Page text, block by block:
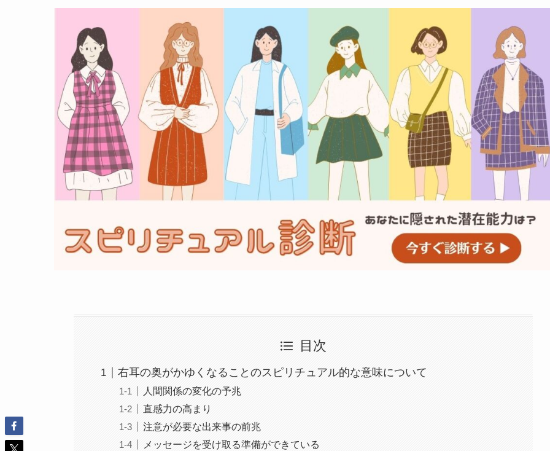
目次
右耳の奥がかゆくなることのスピリチュアル的な意味について
人間関係の変化の予兆
直感力の高まり
注意が必要な出来事の前兆
メッセージを受け取る準備ができている